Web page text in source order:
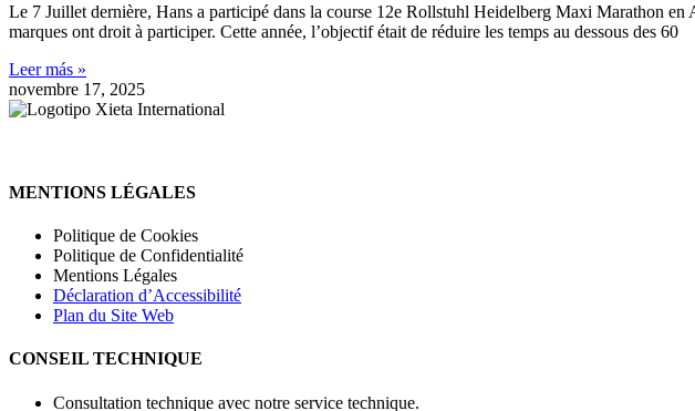
Le 7 Juillet dernière, Hans a participé dans la course 12e Rollstuhl Heidelberg Maxi Marathon en
marques ont droit à participer. Cette année, l’objectif était de réduire les temps au dessous des 60
Leer más »
novembre 17, 2025
MENTIONS LÉGALES
Politique de Cookies
Politique de Confidentialité
Mentions Légales
Déclaration d’Accessibilité
Plan du Site Web
CONSEIL TECHNIQUE
Consultation technique avec notre service technique.